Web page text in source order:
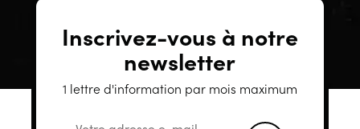
Inscrivez-vous à notre
newsletter
1 lettre d'information par mois maximum